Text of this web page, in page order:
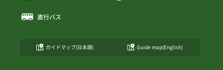
直行バス
ガイドマップ(日本語) Guide map(English)